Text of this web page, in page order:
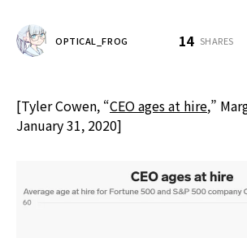
OPTICAL_FROG 14 SHARES
[Tyler Cowen, “CEO ages at hire,”
January 31, 2020]